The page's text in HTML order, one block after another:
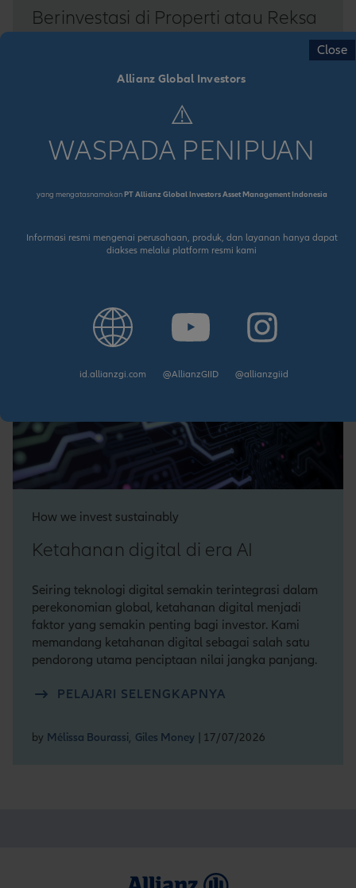
Berinvestasi di Properti atau Reksa
Dana Pendapatan Tetap? Dilema
Alexander berencana menyewakan apartemen lama
milik orang tuanya. Namun, ia mulai
mempertimbangkan pilihan lain: menjual apartemen
tersebut dan menginvestasikan hasil penjualannya
How we invest sustainably
Ketahanan digital di era AI
Seiring teknologi digital semakin terintegrasi dalam
perekonomian global, ketahanan digital menjadi
faktor yang semakin penting bagi investor. Kami
memandang ketahanan digital sebagai salah satu
pendorong utama penciptaan nilai jangka panjang.
PELAJARI SELENGKAPNYA
by Mélissa Bourassi, Giles Money | 17/07/2026
Allianz Global Investors
⚠️
WASPADA PENIPUAN
yang mengatasnamakanPT Allianz Global Investors Asset Management Indonesia
Informasi resmi mengenai perusahaan, produk, dan layanan hanya dapat
diakses melalui platform resmi kami
id.allianzgi.com @AllianzGIID @allianzgiid
Close